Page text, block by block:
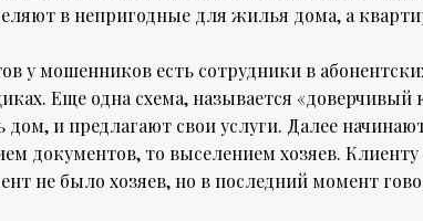
в непригодные для жилья дома, а
у мошенников есть сотрудники в
Еще одна схема, называется «доверчивый
и предлагают свои услуги. Далее
документов, то выселением хозяев.
не было хозяев, но в последний момент